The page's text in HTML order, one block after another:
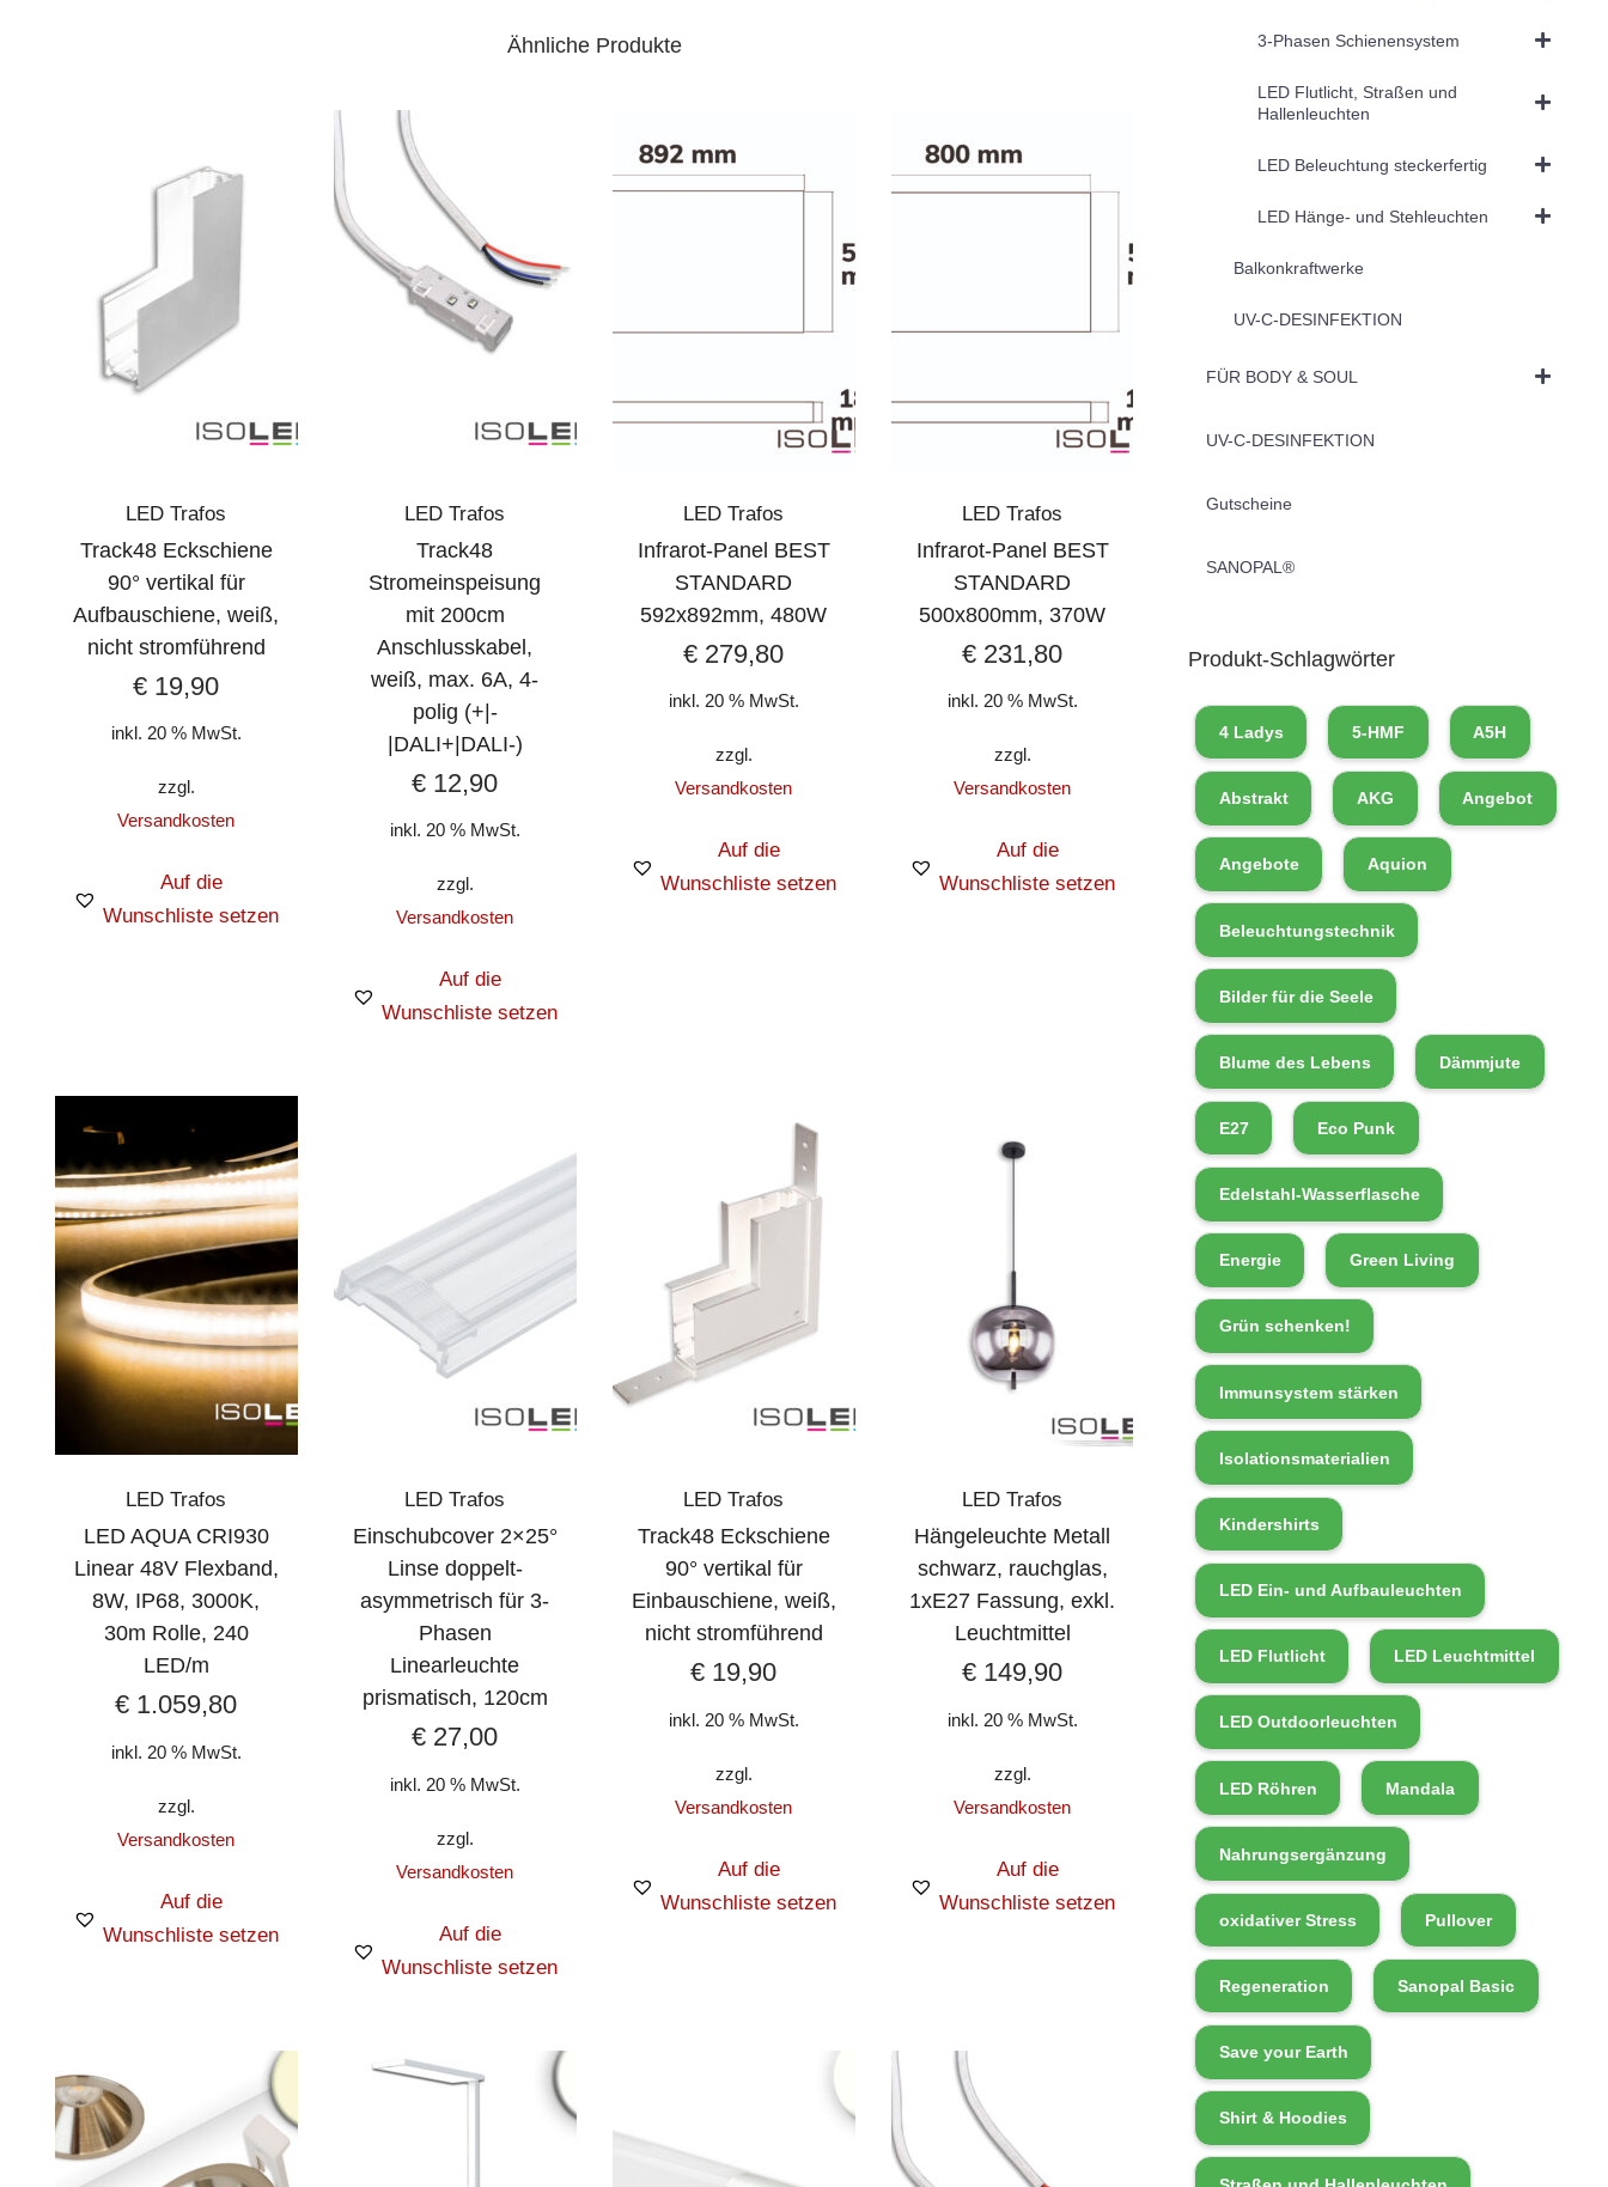
Ähnliche Produkte
LED Trafos
Track48 Eckschiene
90° vertikal für
Aufbauschiene, weiß,
nicht stromführend
€ 19,90
inkl. 20 % MwSt.
zzgl.
Versandkosten
Auf die
Wunschliste setzen
LED Trafos
Track48
Stromeinspeisung
mit 200cm
Anschlusskabel,
weiß, max. 6A, 4-
polig (+|-
|DALI+|DALI-)
€ 12,90
inkl. 20 % MwSt.
zzgl.
Versandkosten
Auf die
Wunschliste setzen
LED Trafos
Infrarot-Panel BEST
STANDARD
592x892mm, 480W
€ 279,80
inkl. 20 % MwSt.
zzgl.
Versandkosten
Auf die
Wunschliste setzen
LED Trafos
Infrarot-Panel BEST
STANDARD
500x800mm, 370W
€ 231,80
inkl. 20 % MwSt.
zzgl.
Versandkosten
Auf die
Wunschliste setzen
LED Trafos
LED AQUA CRI930
Linear 48V Flexband,
8W, IP68, 3000K,
30m Rolle, 240
LED/m
€ 1.059,80
inkl. 20 % MwSt.
zzgl.
Versandkosten
Auf die
Wunschliste setzen
LED Trafos
Einschubcover 2×25°
Linse doppelt-
asymmetrisch für 3-
Phasen
Linearleuchte
prismatisch, 120cm
€ 27,00
inkl. 20 % MwSt.
zzgl.
Versandkosten
Auf die
Wunschliste setzen
LED Trafos
Track48 Eckschiene
90° vertikal für
Einbauschiene, weiß,
nicht stromführend
€ 19,90
inkl. 20 % MwSt.
zzgl.
Versandkosten
Auf die
Wunschliste setzen
LED Trafos
Hängeleuchte Metall
schwarz, rauchglas,
1xE27 Fassung, exkl.
Leuchtmittel
€ 149,90
inkl. 20 % MwSt.
zzgl.
Versandkosten
Auf die
Wunschliste setzen
3-Phasen Schienensystem
LED Flutlicht, Straßen und
Hallenleuchten
LED Beleuchtung steckerfertig
LED Hänge- und Stehleuchten
Balkonkraftwerke
UV-C-DESINFEKTION
FÜR BODY & SOUL
UV-C-DESINFEKTION
Gutscheine
SANOPAL®
Produkt-Schlagwörter
4 Ladys 5-HMF A5H
Abstrakt AKG Angebot
Angebote Aquion
Beleuchtungstechnik
Bilder für die Seele
Blume des Lebens Dämmjute
E27 Eco Punk
Edelstahl-Wasserflasche
Energie Green Living
Grün schenken!
Immunsystem stärken
Isolationsmaterialien
Kindershirts
LED Ein- und Aufbauleuchten
LED Flutlicht LED Leuchtmittel
LED Outdoorleuchten
LED Röhren Mandala
Nahrungsergänzung
oxidativer Stress Pullover
Regeneration Sanopal Basic
Save your Earth
Shirt & Hoodies